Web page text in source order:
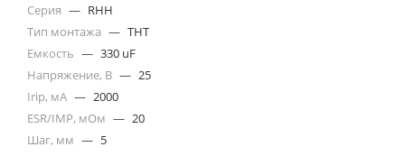
Серия — RHH
Тип монтажа — THT
Емкость — 330 uF
Напряжение, В — 25
Irip, мА — 2000
ESR/IMP, мОм — 20
Шаг, мм — 5